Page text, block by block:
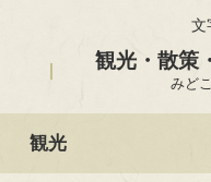
文
観光・散策
みど
観光